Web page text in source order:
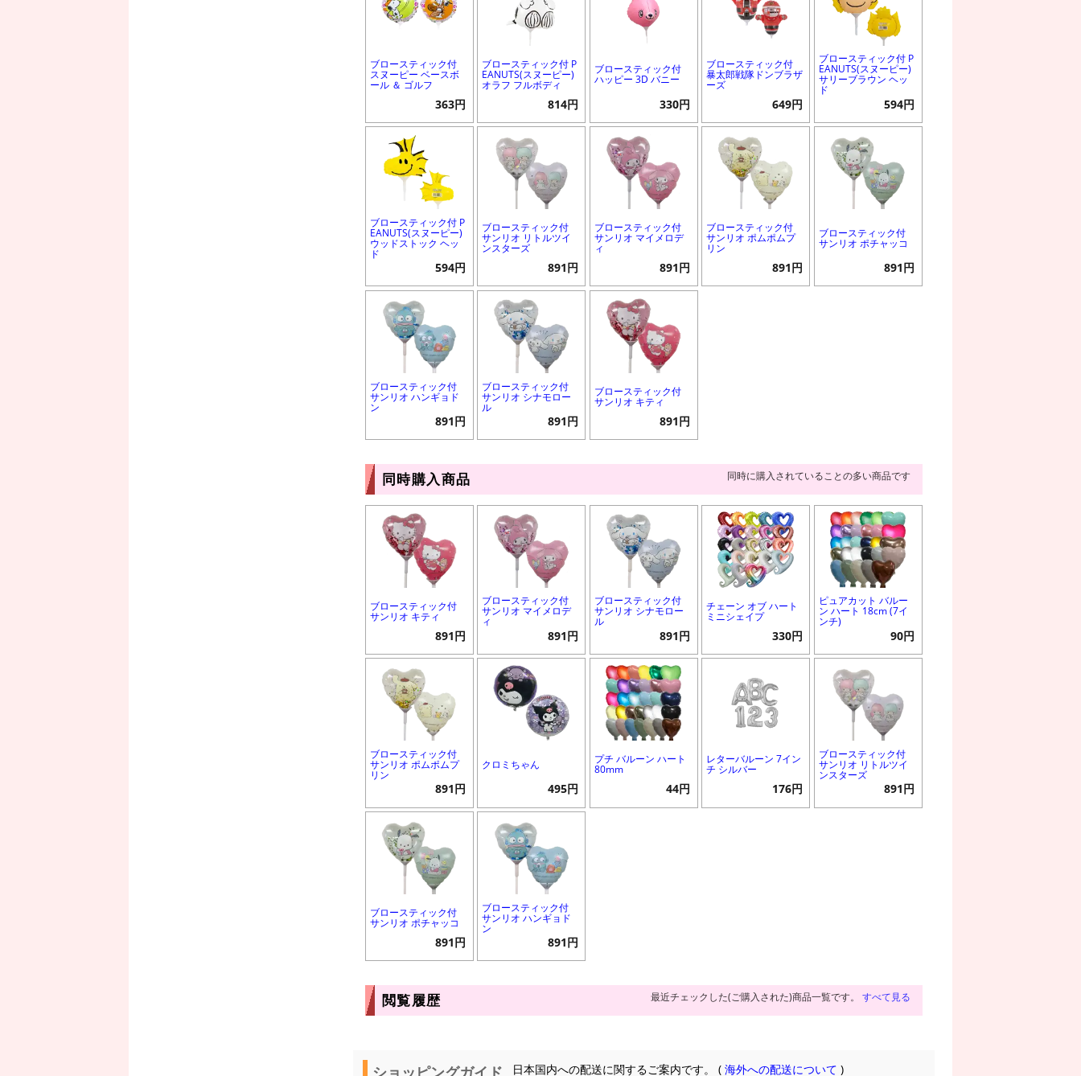
ブロースティック付
スヌーピー ベースボ
ール ＆ ゴルフ
363円
ブロースティック付 P
EANUTS(スヌーピー)
オラフ フルボディ
814円
ブロースティック付
ハッピー 3D バニー
330円
ブロースティック付
暴太郎戦隊ドンブラザ
ーズ
649円
ブロースティック付 P
EANUTS(スヌーピー)
サリーブラウン ヘッ
ド
594円
ブロースティック付 P
EANUTS(スヌーピー)
ウッドストック ヘッ
ド
594円
ブロースティック付
サンリオ リトルツイ
ンスターズ
891円
ブロースティック付
サンリオ マイメロデ
ィ
891円
ブロースティック付
サンリオ ポムポムプ
リン
891円
ブロースティック付
サンリオ ポチャッコ
891円
ブロースティック付
サンリオ ハンギョド
ン
891円
ブロースティック付
サンリオ シナモロー
ル
891円
ブロースティック付
サンリオ キティ
891円
同時購入商品 同時に購入されていることの多い商品です
ブロースティック付
サンリオ キティ
891円
ブロースティック付
サンリオ マイメロデ
ィ
891円
ブロースティック付
サンリオ シナモロー
ル
891円
チェーン オブ ハート
ミニシェイプ
330円
ピュアカット バルー
ン ハート 18cm (7イ
ンチ)
90円
ブロースティック付
サンリオ ポムポムプ
リン
891円
クロミちゃん
495円
プチ バルーン ハート
80mm
44円
レターバルーン 7イン
チ シルバー
176円
ブロースティック付
サンリオ リトルツイ
ンスターズ
891円
ブロースティック付
サンリオ ポチャッコ
891円
ブロースティック付
サンリオ ハンギョド
ン
891円
閲覧履歴 最近チェックした(ご購入された)商品一覧です。 すべて見る
ショッピングガイド 日本国内への配送に関するご案内です。 (海外への配送について )